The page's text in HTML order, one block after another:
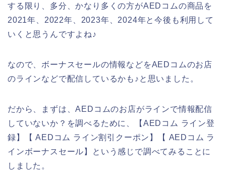
する限り、多分、かなり多くの方がAEDコムの商品を
2021年、2022年、2023年、2024年と今後も利用して
いくと思うんですよね♪
なので、ボーナスセールの情報などをAEDコムのお店
のラインなどで配信しているかも♪と思いました。
だから、まずは、AEDコムのお店がラインで情報配信
していないか？を調べるために、【AEDコム ライン登
録】【 AEDコム ライン割引クーポン】【 AEDコム ラ
インボーナスセール】という感じで調べてみることに
しました。